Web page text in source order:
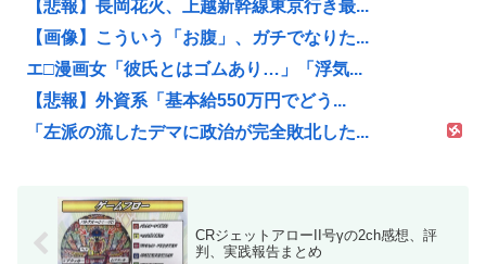
【悲報】長岡花火、上越新幹線東京行き最...
【画像】こういう「お腹」、ガチでなりた...
エ□漫画女「彼氏とはゴムあり…」「浮気...
【悲報】外資系「基本給550万円でどう...
「左派の流したデマに政治が完全敗北した...
CRジェットアローII号γの2ch感想、評
判、実践報告まとめ